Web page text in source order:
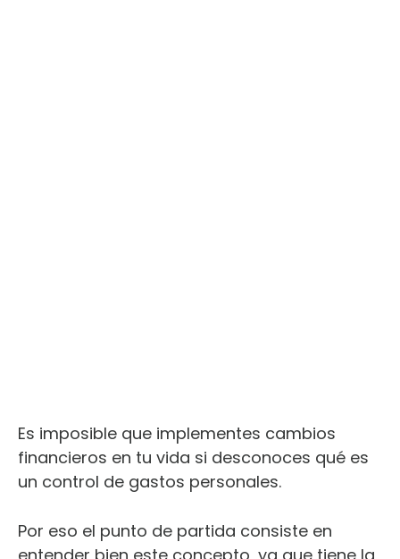
Es imposible que implementes cambios
financieros en tu vida si desconoces qué es
un control de gastos personales.
Por eso el punto de partida consiste en